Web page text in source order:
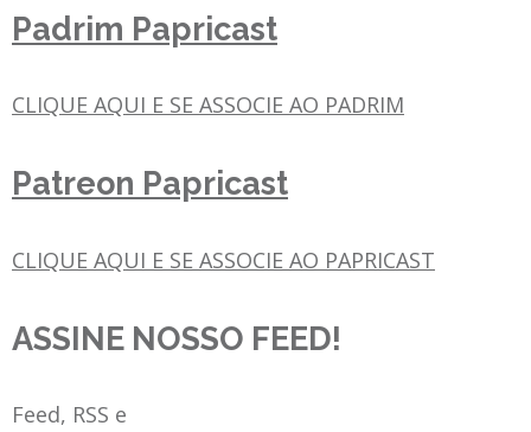
Padrim Papricast
CLIQUE AQUI E SE ASSOCIE AO PADRIM
Patreon Papricast
CLIQUE AQUI E SE ASSOCIE AO PAPRICAST
ASSINE NOSSO FEED!
Feed, RSS e